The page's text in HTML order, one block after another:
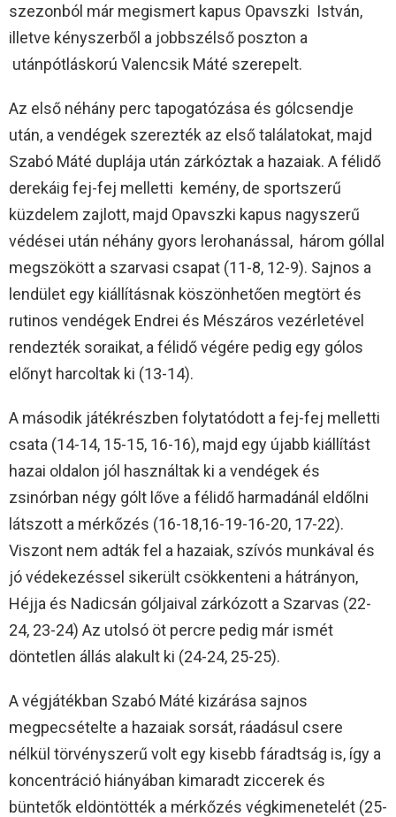
szezonból már megismert kapus Opavszki István,
illetve kényszerből a jobbszélső poszton a
utánpótláskorú Valencsik Máté szerepelt.
Az első néhány perc tapogatózása és gólcsendje
után, a vendégek szerezték az első találatokat, majd
Szabó Máté duplája után zárkóztak a hazaiak. A félidő
derekáig fej-fej melletti kemény, de sportszerű
küzdelem zajlott, majd Opavszki kapus nagyszerű
védései után néhány gyors lerohanással, három góllal
megszökött a szarvasi csapat (11-8, 12-9). Sajnos a
lendület egy kiállításnak köszönhetően megtört és
rutinos vendégek Endrei és Mészáros vezérletével
rendezték soraikat, a félidő végére pedig egy gólos
előnyt harcoltak ki (13-14).
A második játékrészben folytatódott a fej-fej melletti
csata (14-14, 15-15, 16-16), majd egy újabb kiállítást
hazai oldalon jól használtak ki a vendégek és
zsinórban négy gólt lőve a félidő harmadánál eldőlni
látszott a mérkőzés (16-18,16-19-16-20, 17-22).
Viszont nem adták fel a hazaiak, szívós munkával és
jó védekezéssel sikerült csökkenteni a hátrányon,
Héjja és Nadicsán góljaival zárkózott a Szarvas (22-
24, 23-24) Az utolsó öt percre pedig már ismét
döntetlen állás alakult ki (24-24, 25-25).
A végjátékban Szabó Máté kizárása sajnos
megpecsételte a hazaiak sorsát, ráadásul csere
nélkül törvényszerű volt egy kisebb fáradtság is, így a
koncentráció hiányában kimaradt ziccerek és
büntetők eldöntötték a mérkőzés végkimenetelét (25-